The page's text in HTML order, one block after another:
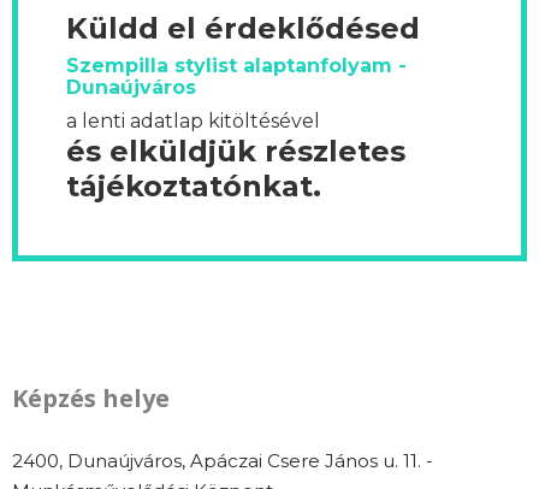
Küldd el érdeklődésed
Szempilla stylist alaptanfolyam -
Dunaújváros
a lenti adatlap kitöltésével
és elküldjük részletes
tájékoztatónkat.
Képzés helye
2400, Dunaújváros, Apáczai Csere János u. 11. -